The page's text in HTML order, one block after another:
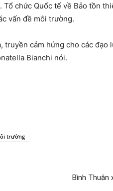
chức Quốc tế về Bảo tồn
vấn đề môi trường.
cảm hứng cho các
Bianchi nói.
trường
Bình Thuận